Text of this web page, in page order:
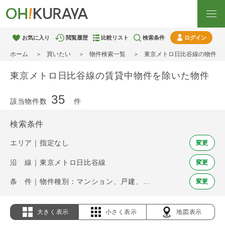
お気に入り 閲覧履歴 比較リスト 検索条件 ログイン
ホーム 買いたい 物件検索一覧 東京メトロ日比谷線の物件
東京メトロ日比谷線の賃貸中物件を除いた物件
該当物件数 35 件
検索条件
エリア｜指定なし 変更
沿 線｜東京メトロ日比谷線 変更
変更
大きく表示 小さく表示 地図表示